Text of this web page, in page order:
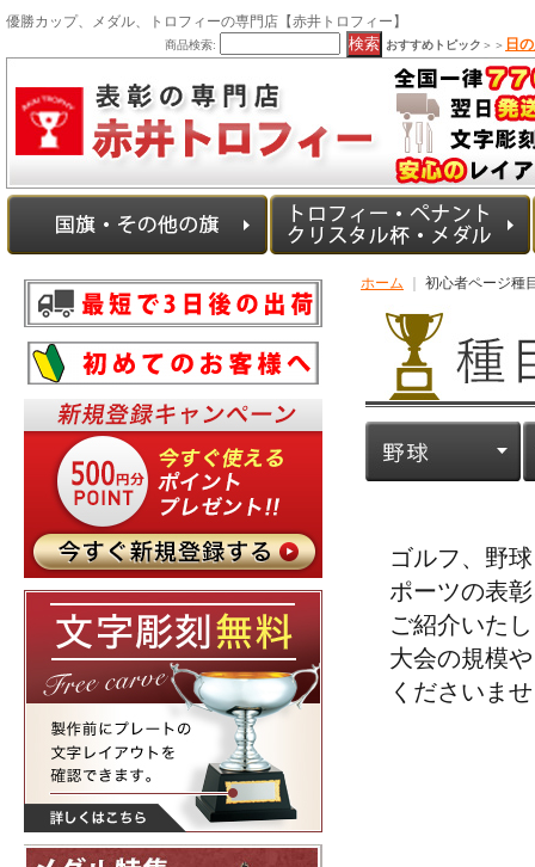
優勝カップ、メダル、トロフィーの専門店【赤井トロフィー】
商品検索: おすすめトピック ＞＞ 日
ホーム 初心者ページ種
ゴルフ、野
ポーツの表
ご紹介いた
大会の規模
くださいま